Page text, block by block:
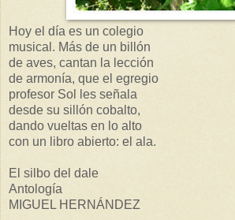
Hoy el día es un colegio
musical. Más de un billón
de aves, cantan la lección
de armonía, que el egregio
profesor Sol les señala
desde su sillón cobalto,
dando vueltas en lo alto
con un libro abierto: el ala.
El silbo del dale
Antología
MIGUEL HERNÁNDEZ